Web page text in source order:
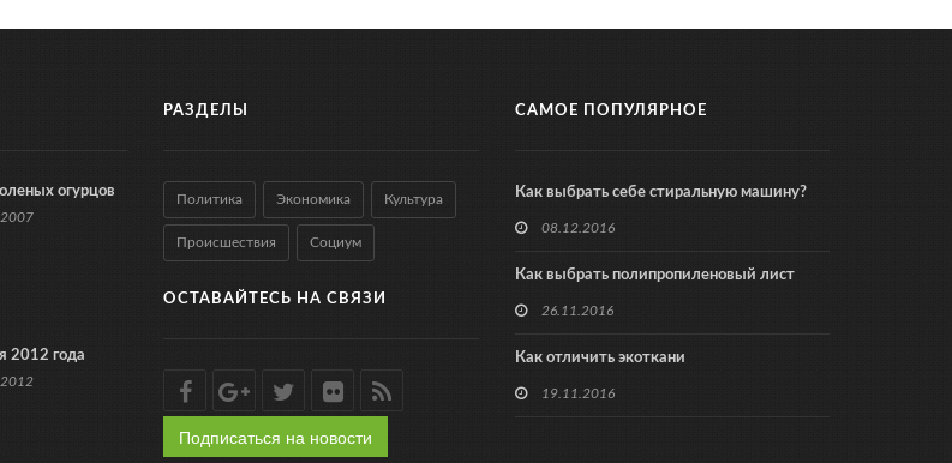
огурцов
2012 года
РАЗДЕЛЫ
Политика Экономика Культура
Происшествия Социум
ОСТАВАЙТЕСЬ НА СВЯЗИ
Подписаться на новости
САМОЕ ПОПУЛЯРНОЕ
Как выбрать себе стиральную машину?
08.12.2016
Как выбрать полипропиленовый лист
26.11.2016
Как отличить экоткани
19.11.2016